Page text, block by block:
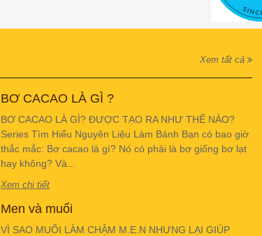
Xem tất cả
BƠ CACAO LÀ GÌ ?
BƠ CACAO LÀ GÌ? ĐƯỢC TẠO RA NHƯ THẾ NÀO?
Series Tìm Hiểu Nguyên Liệu Làm Bánh Bạn có bao giờ
thắc mắc: Bơ cacao là gì? Nó có phải là bơ giống bơ lạt
hay không? Và...
Xem chi tiết
Men và muối
VÌ SAO MUỐI LÀM CHẬM M.E.N NHƯNG LẠI GIÚP